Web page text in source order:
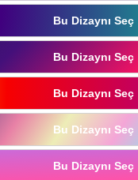
Bu Dizaynı Seç
Bu Dizaynı Seç
Bu Dizaynı Seç
Bu Dizaynı Seç
Bu Dizaynı Seç